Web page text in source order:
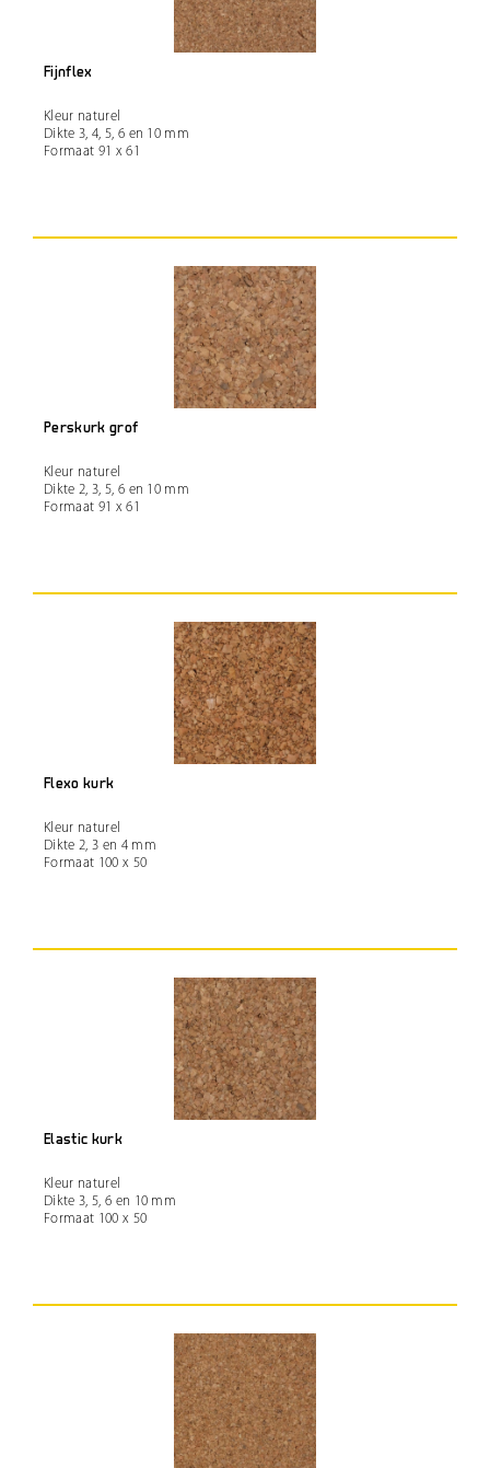
Fijnflex
Kleur naturel
Dikte 3, 4, 5, 6 en 10 mm
Formaat 91 x 61
Perskurk grof
Kleur naturel
Dikte 2, 3, 5, 6 en 10 mm
Formaat 91 x 61
Flexo kurk
Kleur naturel
Dikte 2, 3 en 4 mm
Formaat 100 x 50
Elastic kurk
Kleur naturel
Dikte 3, 5, 6 en 10 mm
Formaat 100 x 50